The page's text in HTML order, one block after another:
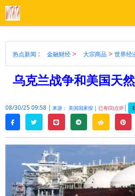
热点新闻 : 金融财经> 大宗商品 > 世界经
乌克兰战争和美国天
08/30/25 09:58 | 来源： 美国国家报 | 已有(0)点评|
facebooktwitterline telegramreddit